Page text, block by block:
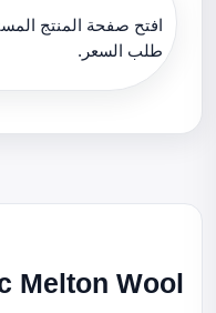
افتح صفحة المنتج
طلب السعر.
Melton Wool